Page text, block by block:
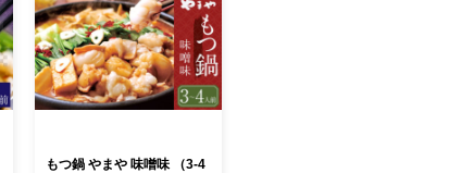
もつ鍋 やまや 味噌味 （3-4